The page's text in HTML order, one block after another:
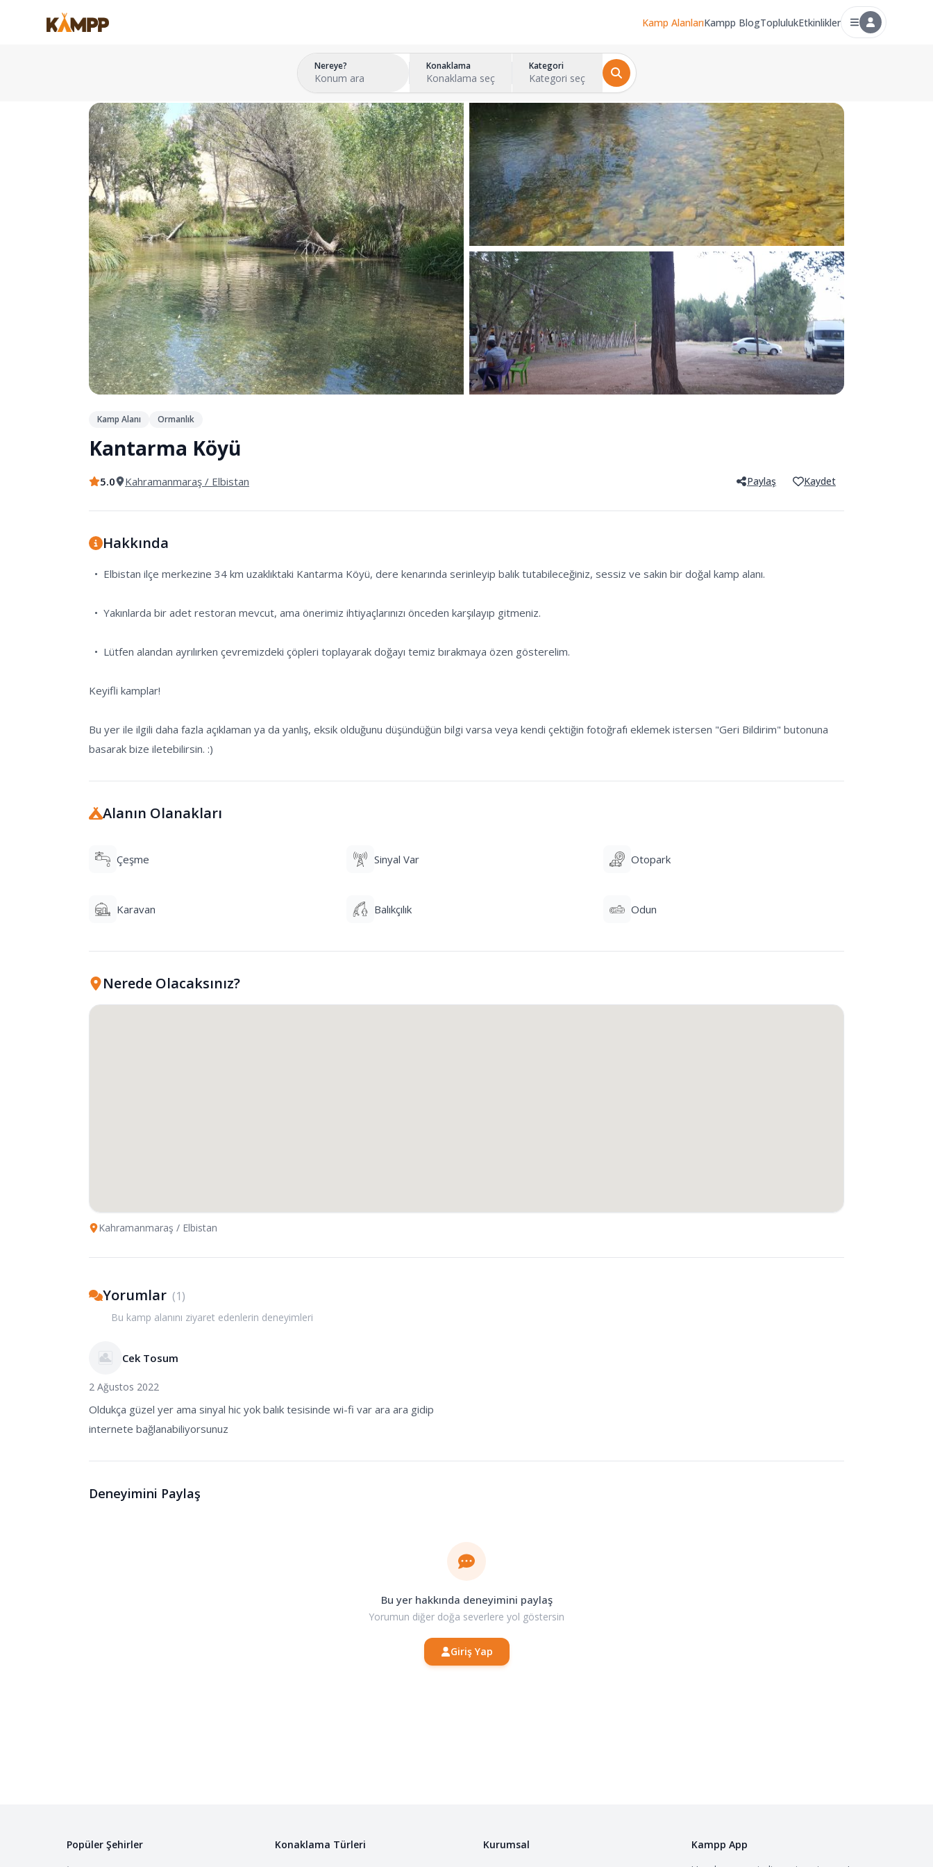
Kamp AlanlarıKampp BlogToplulukEtkinlikler
Nereye?
Konum ara
Konaklama
Konaklama seç
Kategori
Kategori seç
Kamp Alanı Ormanlık
Kantarma Köyü
5.0 Kahramanmaraş / Elbistan Paylaş Kaydet
Hakkında
Keyifli kamplar!
Bu yer ile ilgili daha fazla açıklaman ya da yanlış, eksik olduğunu düşündüğün bilgi varsa veya kendi çektiğin fotoğrafı eklemek istersen "Geri Bildirim" butonuna
basarak bize iletebilirsin. :)
Alanın Olanakları
Çeşme Sinyal Var Otopark
Karavan Balıkçılık Odun
Nerede Olacaksınız?
Kahramanmaraş / Elbistan
Yorumlar (1)
Bu kamp alanını ziyaret edenlerin deneyimleri
Cek Tosum
2 Ağustos 2022
Oldukça güzel yer ama sinyal hic yok balık tesisinde wi-fi var ara ara gidip
internete bağlanabiliyorsunuz
Deneyimini Paylaş
Bu yer hakkında deneyimini paylaş
Yorumun diğer doğa severlere yol göstersin
Giriş Yap
Popüler Şehirler Konaklama Türleri Kurumsal
Kampp App